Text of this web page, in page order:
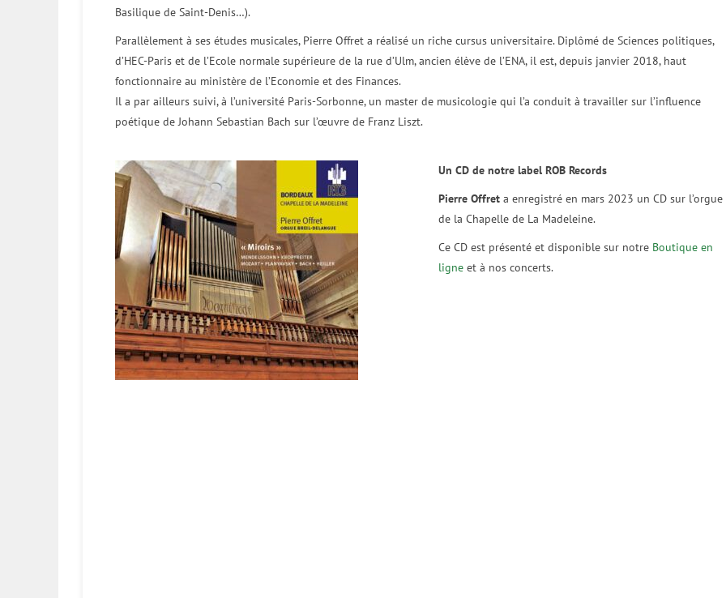
Basilique de Saint-Denis…).
Parallèlement à ses études musicales, Pierre Offret a réalisé un riche cursus universitaire. Diplômé de Sciences politiques,
d’HEC-Paris et de l’Ecole normale supérieure de la rue d’Ulm, ancien élève de l’ENA, il est, depuis janvier 2018, haut
fonctionnaire au ministère de l’Economie et des Finances.
Il a par ailleurs suivi, à l’université Paris-Sorbonne, un master de musicologie qui l’a conduit à travailler sur l’influence
poétique de Johann Sebastian Bach sur l’œuvre de Franz Liszt.
Un CD de notre label ROB Records
Pierre Offreta enregistré en mars 2023 un CD sur l’orgue
de la Chapelle de La Madeleine.
Ce CD est présenté et disponible sur notre Boutique en
ligneet à nos concerts.